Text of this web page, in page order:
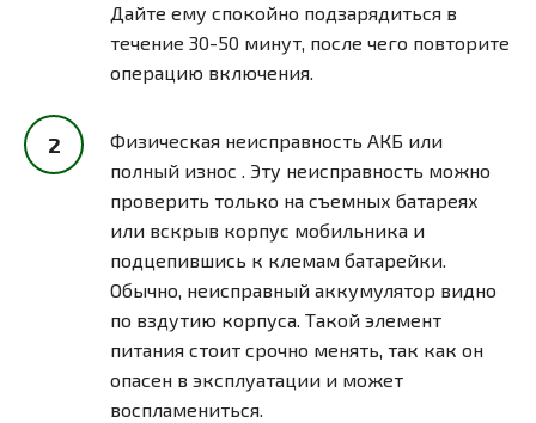
Дайте ему спокойно подзарядиться в
течение 30-50 минут, после чего повторите
операцию включения.
Физическая неисправность АКБ или
полный износ . Эту неисправность можно
проверить только на съемных батареях
или вскрыв корпус мобильника и
подцепившись к клемам батарейки.
Обычно, неисправный аккумулятор видно
по вздутию корпуса. Такой элемент
питания стоит срочно менять, так как он
опасен в эксплуатации и может
воспламениться.